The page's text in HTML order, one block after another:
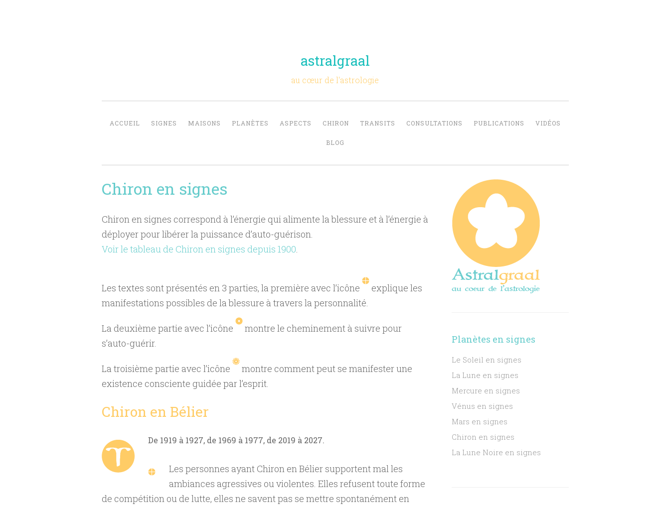
astralgraal
au cœur de l'astrologie
ACCUEIL SIGNES MAISONS PLANÈTES ASPECTS CHIRON TRANSITS CONSULTATIONS PUBLICATIONS VIDÉOS
BLOG
Chiron en signes
Chiron en signes correspond à l’énergie qui alimente la blessure et à l’énergie à
déployer pour libérer la puissance d’auto-guérison.
Voir le tableau de Chiron en signes depuis 1900.
Les textes sont présentés en 3 parties, la première avec l’icône
explique les
manifestations possibles de la blessure à travers la personnalité.
La deuxième partie avec l’icône
montre le cheminement à suivre pour
s’auto-guérir.
La troisième partie avec l’icône
montre comment peut se manifester une
existence consciente guidée par l’esprit.
Chiron en Bélier
De 1919 à 1927, de 1969 à 1977, de 2019 à 2027.
Les personnes ayant Chiron en Bélier supportent mal les
ambiances agressives ou violentes. Elles refusent toute forme
de compétition ou de lutte, elles ne savent pas se mettre spontanément en
Planètes en signes
Le Soleil en signes
La Lune en signes
Mercure en signes
Vénus en signes
Mars en signes
Chiron en signes
La Lune Noire en signes